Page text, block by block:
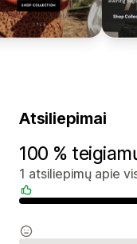
Atsiliepimai
100 %
1 atsiliepimų apie